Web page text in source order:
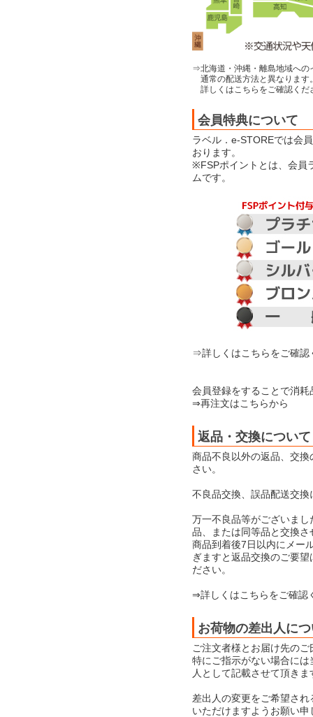
⇒北海道・沖縄・離島地域への
通常の配送方法と異なります
詳しくはこちらをご確認くだ
会員特典について
ラベル．e-STOREでは会
おります。
※FSPポイントとは、会員
ムです。
⇒詳しくはこちらをご確認
会員登録をすることで消
⇒再注文はこちらから
返品・交換について
商品不良以外の返品、交
さい。
不良品交換、誤品配送交
万一不良品等がございま
品、または同等品と交換
商品到着後7日以内にメー
ぎますと返品交換のご要
ださい。
⇒詳しくはこちらをご確認
お荷物の差出人に
ご注文者様とお届け先の
特にご指示がない場合に
人として記載させて頂きま
差出人の変更をご希望さ
いただけますようお願い申